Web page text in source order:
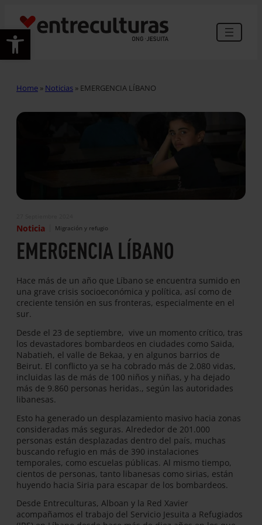
Abrir barra de herramientas
Home » Noticias » EMERGENCIA LÍBANO
Noticia Migración y refugio
EMERGENCIA LÍBANO
Hace más de un año que Líbano se encuentra sumido en
una grave crisis socioeconómica y política, así como de
creciente tensión en sus fronteras, especialmente en el
sur.
Desde el 23 de septiembre, vive un momento crítico, tras
los devastadores bombardeos en ciudades como Saida,
Nabatieh, el valle de Bekaa, y en algunos barrios de
Beirut. El conflicto ya se ha cobrado más de 2.080 vidas,
incluidas las de más de 100 niños y niñas, y ha dejado
más de 9.860 personas heridas., según las autoridades
libanesas.
Esto ha generado un desplazamiento masivo hacia zonas
consideradas más seguras. Alrededor de 201.000
personas están desplazadas dentro del país, muchas
buscando refugio en más de 390 instalaciones
temporales, como escuelas públicas. Al mismo tiempo,
cientos de personas, tanto libanesas como sirias, están
huyendo hacia Siria para escapar de los bombardeos.
Desde Entreculturas, Alboan y la Red Xavier
acompañamos el trabajo del Servicio Jesuita a Refugiados